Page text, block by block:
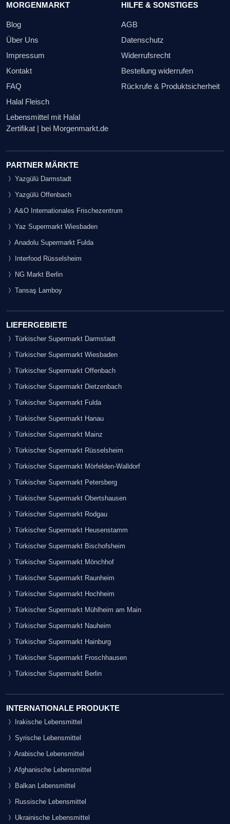
MORGENMARKT
Blog
Über Uns
Impressum
Kontakt
FAQ
Halal Fleisch
Lebensmittel mit Halal
Zertifikat | bei Morgenmarkt.de
HILFE & SONSTIGES
AGB
Datenschutz
Widerrufsrecht
Bestellung widerrufen
Rückrufe & Produktsicherheit
PARTNER MÄRKTE
Yazgülü Darmstadt
Yazgülü Offenbach
A&O Internationales Frischezentrum
Yaz Supermarkt Wiesbaden
Anadolu Supermarkt Fulda
Interfood Rüsselsheim
NG Markt Berlin
Tansaş Lamboy
LIEFERGEBIETE
Türkischer Supermarkt Darmstadt
Türkischer Supermarkt Wiesbaden
Türkischer Supermarkt Offenbach
Türkischer Supermarkt Dietzenbach
Türkischer Supermarkt Fulda
Türkischer Supermarkt Hanau
Türkischer Supermarkt Mainz
Türkischer Supermarkt Rüsselsheim
Türkischer Supermarkt Mörfelden-Walldorf
Türkischer Supermarkt Petersberg
Türkischer Supermarkt Obertshausen
Türkischer Supermarkt Rodgau
Türkischer Supermarkt Heusenstamm
Türkischer Supermarkt Bischofsheim
Türkischer Supermarkt Mönchhof
Türkischer Supermarkt Raunheim
Türkischer Supermarkt Hochheim
Türkischer Supermarkt Mühlheim am Main
Türkischer Supermarkt Nauheim
Türkischer Supermarkt Hainburg
Türkischer Supermarkt Froschhausen
Türkischer Supermarkt Berlin
INTERNATIONALE PRODUKTE
Irakische Lebensmittel
Syrische Lebensmittel
Arabische Lebensmittel
Afghanische Lebensmittel
Balkan Lebensmittel
Russische Lebensmittel
Ukrainische Lebensmittel